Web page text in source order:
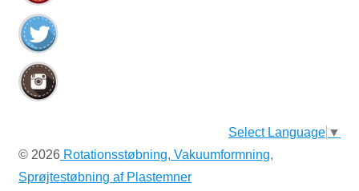
Select Language ▼
© 2026 Rotationsstøbning, Vakuumformning,
Sprøjtestøbning af Plastemner